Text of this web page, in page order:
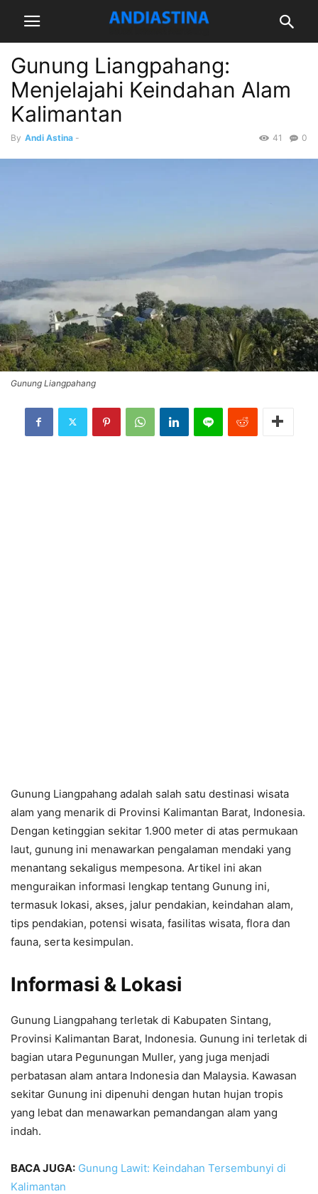
Gunung Liangpahang:
Menjelajahi Keindahan Alam
Kalimantan
By Andi Astina - 0
41
Gunung Liangpahang
Gunung Liangpahang adalah salah satu destinasi wisata
alam yang menarik di Provinsi Kalimantan Barat, Indonesia.
Dengan ketinggian sekitar 1.900 meter di atas permukaan
laut, gunung ini menawarkan pengalaman mendaki yang
menantang sekaligus mempesona. Artikel ini akan
menguraikan informasi lengkap tentang Gunung ini,
termasuk lokasi, akses, jalur pendakian, keindahan alam,
tips pendakian, potensi wisata, fasilitas wisata, flora dan
fauna, serta kesimpulan.
Informasi & Lokasi
Gunung Liangpahang terletak di Kabupaten Sintang,
Provinsi Kalimantan Barat, Indonesia. Gunung ini terletak di
bagian utara Pegunungan Muller, yang juga menjadi
perbatasan alam antara Indonesia dan Malaysia. Kawasan
sekitar Gunung ini dipenuhi dengan hutan hujan tropis
yang lebat dan menawarkan pemandangan alam yang
indah.
BACA JUGA: Gunung Lawit: Keindahan Tersembunyi di
Kalimantan